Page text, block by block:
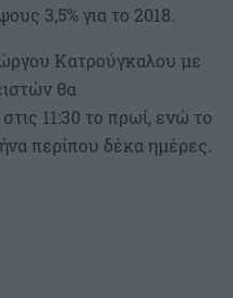
3,5% για το 2018.
Κατρούγκαλου με
θα
11:30 το πρωί, ενώ το
περίπου δέκα ημέρες.